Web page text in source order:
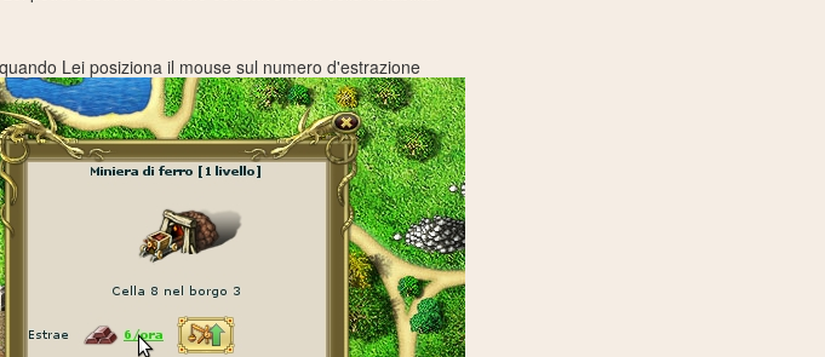
Lei posiziona il mouse sul numero d'estrazione